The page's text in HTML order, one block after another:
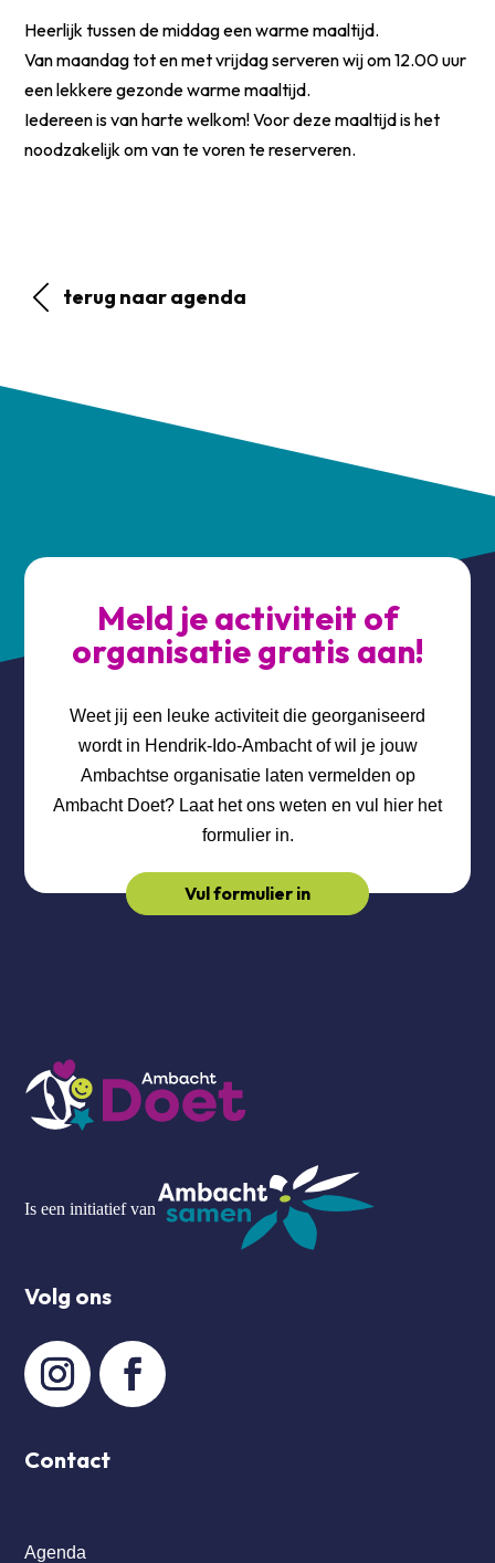
Heerlijk tussen de middag een warme maaltijd.
Van maandag tot en met vrijdag serveren wij om 12.00 uur
een lekkere gezonde warme maaltijd.
Iedereen is van harte welkom! Voor deze maaltijd is het
noodzakelijk om van te voren te reserveren.
terug naar agenda
Meld je activiteit of
organisatie gratis aan!
Weet jij een leuke activiteit die georganiseerd
wordt in Hendrik-Ido-Ambacht of wil je jouw
Ambachtse organisatie laten vermelden op
Ambacht Doet? Laat het ons weten en vul hier het
formulier in.
Vul formulier in
Is een initiatief van
Volg ons
Contact
Agenda